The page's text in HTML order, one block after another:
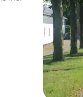
: 5 sur 5